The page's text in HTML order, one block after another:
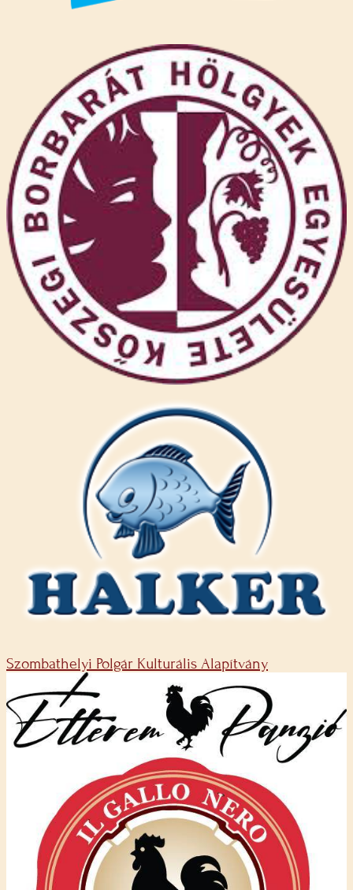
Szombathelyi Polgár Kulturális Alapítvány